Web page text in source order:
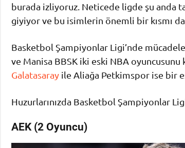
burada izliyoruz. Neticede ligde şu anda
giyiyor ve bu isimlerin önemli bir kısmı
Basketbol Şampiyonlar Ligi’nde
ve Manisa BBSK iki eski NBA oyuncusunu
Galatasaray ile Aliağa Petkimspor ise bir
Huzurlarınızda Basketbol Şampiyonlar
AEK (2 Oyuncu)